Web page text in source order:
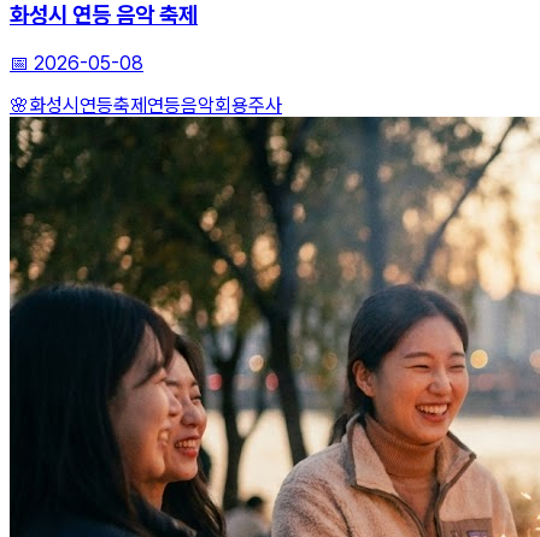
화성시 연등 음악 축제
📅 2026-05-08
🌸화성시연등축제연등음악회용주사